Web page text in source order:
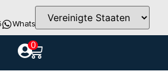
WhatsApp info@teutschtech.com
0